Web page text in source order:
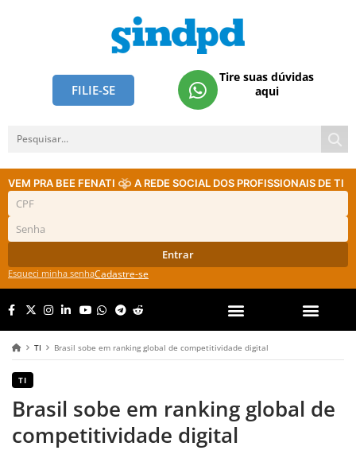
FILIE-SE
Tire suas dúvidas
aqui
VEM PRA BEE FENATI A REDE SOCIAL DOS PROFISSIONAIS DE TI
Entrar
Esqueci minha senhaCadastre-se
TI Brasil sobe em ranking global de competitividade digital
TI
Brasil sobe em ranking global de
competitividade digital